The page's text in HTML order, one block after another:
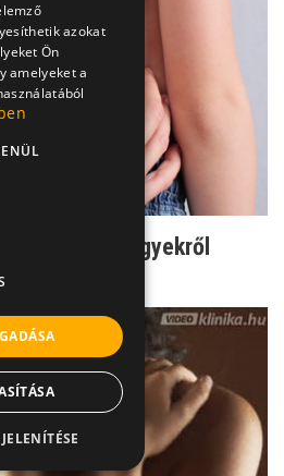
az anyajegyekről
azokat
Ön
amelyeket a